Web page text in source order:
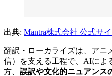
出典: Mantra株式会社 公式サイ
翻訳・ローカライズは、アニ
信）を支える工程で、AIによ
方、 誤訳や文化的ニュアンス